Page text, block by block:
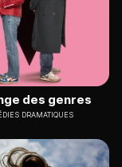
des genres
DRAMATIQUES